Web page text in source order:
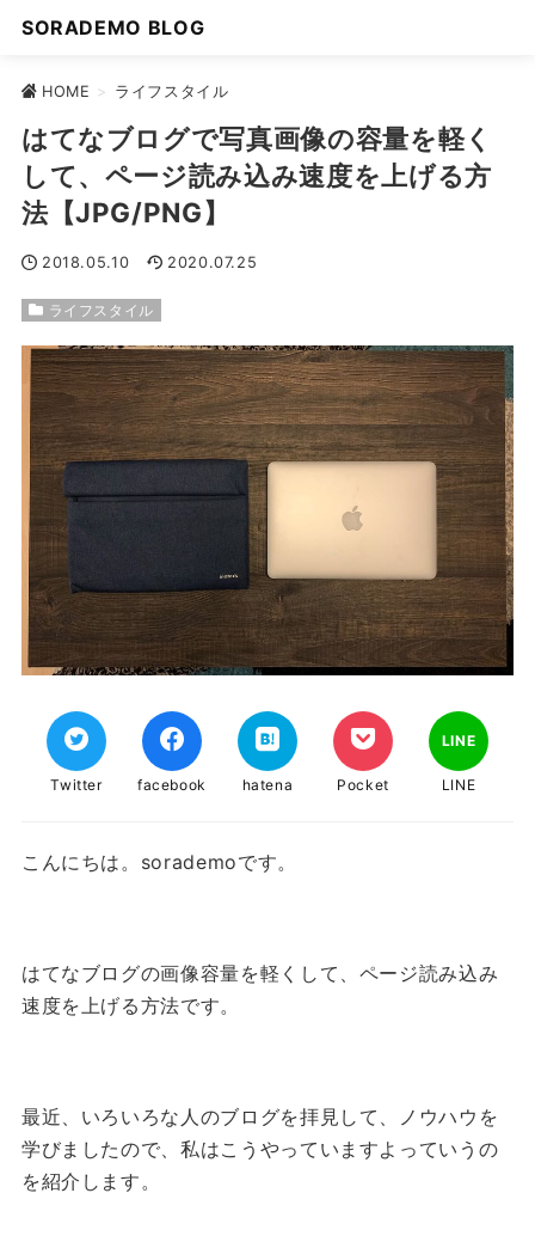
SORADEMO BLOG
HOME > ライフスタイル
はてなブログで写真画像の容量を軽く
して、ページ読み込み速度を上げる方
法【JPG/PNG】
2018.05.10 2020.07.25
ライフスタイル
Twitter facebook hatena Pocket
LINE
LINE
こんにちは。sorademoです。
はてなブログの画像容量を軽くして、ページ読み込み
速度を上げる方法です。
最近、いろいろな人のブログを拝見して、ノウハウを
学びましたので、私はこうやっていますよっていうの
を紹介します。